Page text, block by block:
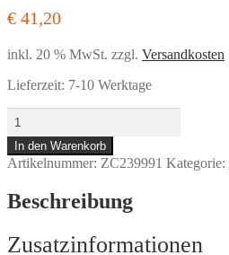
€ 41,20
inkl. 20 % MwSt. zzgl. Versandkosten
Lieferzeit: 7-10 Werktage
10pck
ret.
ring
clutch
#37905-
84
In den Warenkorb
Artikelnummer: ZC239991 Kategorie:
Beschreibung